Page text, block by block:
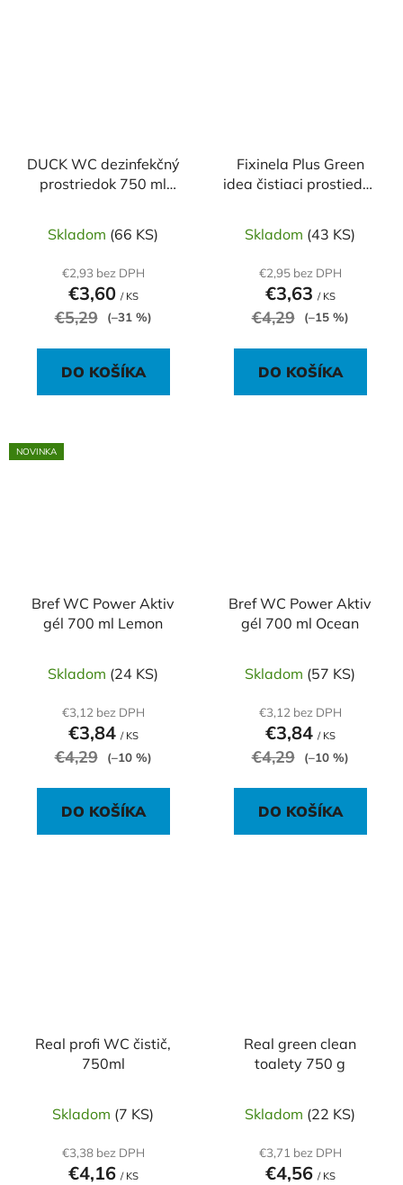
DUCK WC dezinfekčný
prostriedok 750 ml
Skladom (66 KS)
€2,93 bez DPH
€3,60 / KS
€5,29 (–31 %)
DO KOŠÍKA
Fixinela Plus Green
idea čistiaci prostiedok
Skladom (43 KS)
€2,95 bez DPH
€3,63 / KS
€4,29 (–15 %)
DO KOŠÍKA
NOVINKA
Bref WC Power Aktiv
gél 700 ml Lemon
Skladom (24 KS)
€3,12 bez DPH
€3,84 / KS
€4,29 (–10 %)
DO KOŠÍKA
Bref WC Power Aktiv
gél 700 ml Ocean
Skladom (57 KS)
€3,12 bez DPH
€3,84 / KS
€4,29 (–10 %)
DO KOŠÍKA
Real profi WC čistič,
750ml
Skladom (7 KS)
€3,38 bez DPH
€4,16 / KS
Real green clean
toalety 750 g
Skladom (22 KS)
€3,71 bez DPH
€4,56 / KS